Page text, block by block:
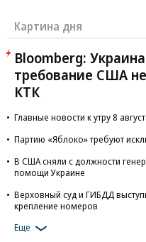
Картина дня
Bloomberg:
требование США
КТК
Главные новости к утру 8
Партию «Яблоко» требуют
В США сняли с должности
помощи Украине
Верховный суд и ГИБДД
крепление номеров
Еще